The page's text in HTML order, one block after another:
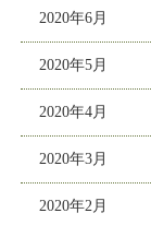
2020年6月
2020年5月
2020年4月
2020年3月
2020年2月